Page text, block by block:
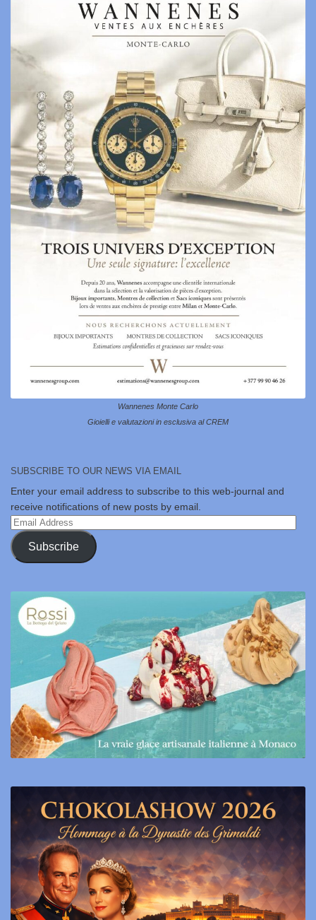
Wannenes Monte Carlo
Gioielli e valutazioni in esclusiva al CREM
SUBSCRIBE TO OUR NEWS VIA EMAIL
Enter your email address to subscribe to this web-journal and
receive notifications of new posts by email.
Email
Address
Subscribe